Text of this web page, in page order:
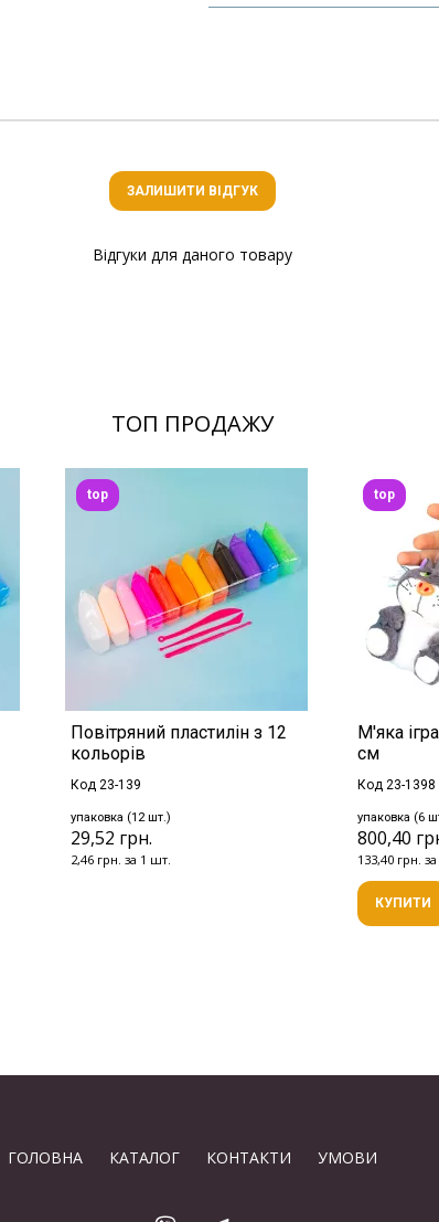
ЗАЛИШИТИ ВІДГУК
Відгуки для даного товару
ТОП ПРОДАЖУ
Повітряний пластилін з 12
кольорів
Код 23-139
упаковка (12 шт.)
29,52 грн.
2,46 грн. за 1 шт.
top
М'яка
см
Код 23-1398
упаковка (6
800,40
133,40 грн.
top
КУПИТИ
ГОЛОВНА КАТАЛОГ КОНТАКТИ УМОВИ